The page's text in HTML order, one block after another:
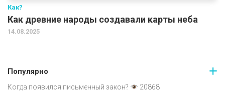
Как?
Как древние народы создавали карты неба
14.08.2025
Популярно
Когда появился письменный закон?
20868